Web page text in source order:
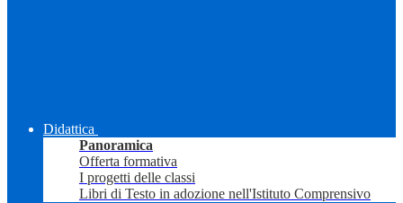
Didattica
Panoramica
Offerta formativa
I progetti delle classi
Libri di Testo in adozione nell'Istituto Comprensivo